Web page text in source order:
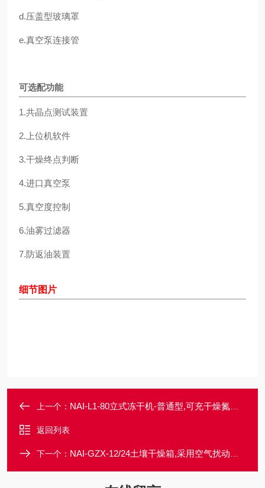
d.压盖型玻璃罩
e.真空泵连接管
可选配功能
1.共晶点测试装置
2.上位机软件
3.干燥终点判断
4.进口真空泵
5.真空度控制
6.油雾过滤器
7.防返油装置
细节图片
上一个： NAI-L1-80立式冻干机-普通型,可充干燥氮气或惰性气体
返回列表
下一个： NAI-GZX-12/24土壤干燥箱,采用空气扰动技术